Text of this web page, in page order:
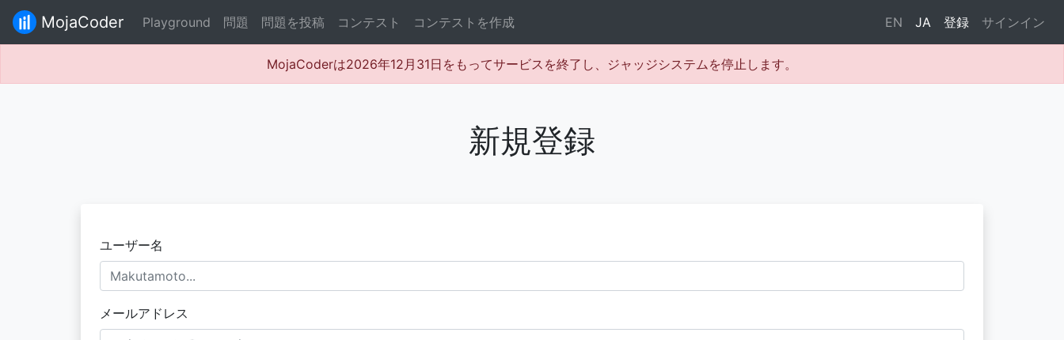
MojaCoder Playground 問題 問題を投稿 コンテスト コンテストを作成 EN JA 登録 サインイン
MojaCoderは2026年12月31日をもってサービスを終了し、ジャッジシステムを停止します。
新規登録
ユーザー名
メールアドレス